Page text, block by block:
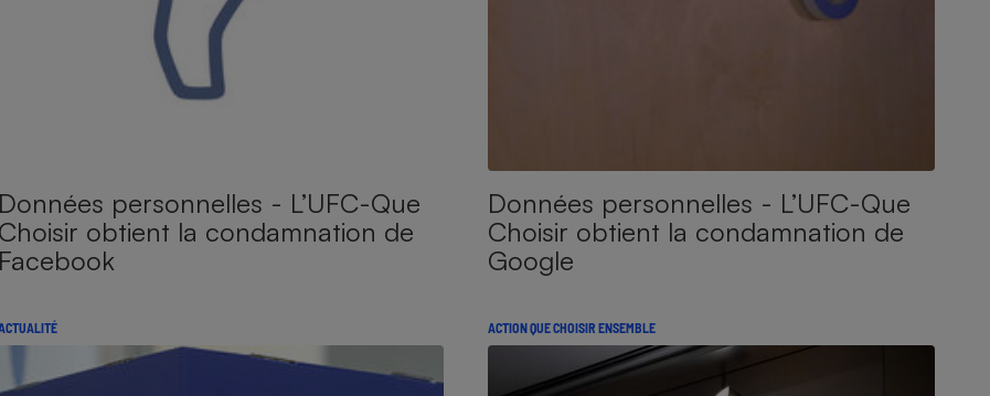
Données personnelles - L’UFC-Que
Choisir obtient la condamnation de
Facebook
Données personnelles - L’UFC-Que
Choisir obtient la condamnation de
Google
ACTUALITÉ ACTION QUE CHOISIR ENSEMBLE